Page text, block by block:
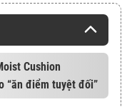
Cushion
“ăn điểm tuyệt đối”